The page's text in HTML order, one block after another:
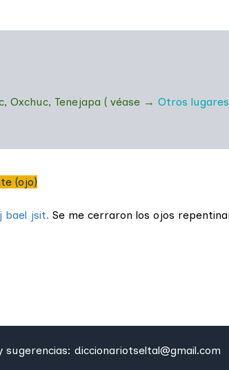
, Oxchuc, Tenejapa ( véase → Otros lugares
(ojo)
bael jsit. Se me cerraron los ojos
sugerencias: diccionariotseltal@gmail.com